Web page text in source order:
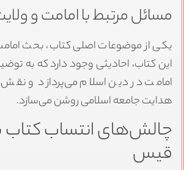
مسائل مرتبط با امامت و
یکی از موضوعات اصلی کتاب، بحث
این کتاب، احادیثی وجود دارد که به
امامت در دین اسلام می‌پردازد و نقش
هدایت جامعه اسلامی روشن می‌سازد.
چالش‌های انتساب کتاب
قیس